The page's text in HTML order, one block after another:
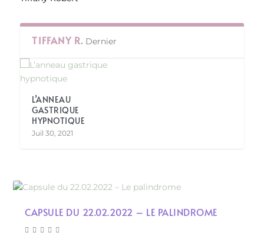
TIFFANY R. Dernier
L’ANNEAU
GASTRIQUE
HYPNOTIQUE
Juil 30, 2021
CAPSULE DU 22.02.2022 – LE PALINDROME